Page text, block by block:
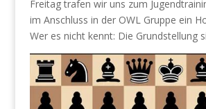
Freitag trafen wir uns zum
im Anschluss in der OWL Gruppe ein
Wer es nicht kennt: Die Grundstellung